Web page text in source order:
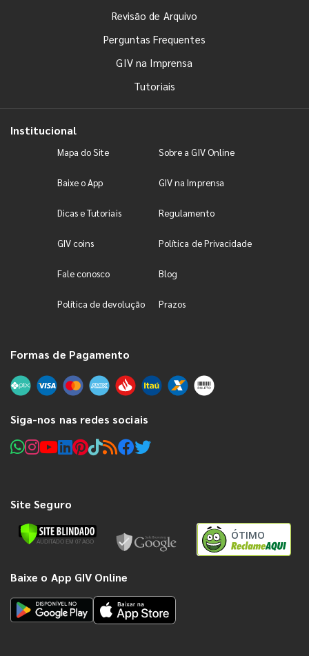
Revisão de Arquivo
Perguntas Frequentes
GIV na Imprensa
Tutoriais
Institucional
Mapa do Site Sobre a GIV Online
Baixe o App GIV na Imprensa
Dicas e Tutoriais Regulamento
GIV coins Política de Privacidade
Fale conosco Blog
Política de devolução Prazos
Formas de Pagamento
Siga-nos nas redes sociais
Site Seguro
ÓTIMO
Baixe o App GIV Online